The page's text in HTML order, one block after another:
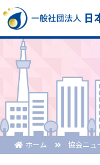
ホーム 協会ニュ